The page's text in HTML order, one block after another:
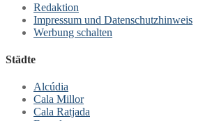
Redaktion
Impressum und Datenschutzhinweis
Werbung schalten
Städte
Alcúdia
Cala Millor
Cala Ratjada